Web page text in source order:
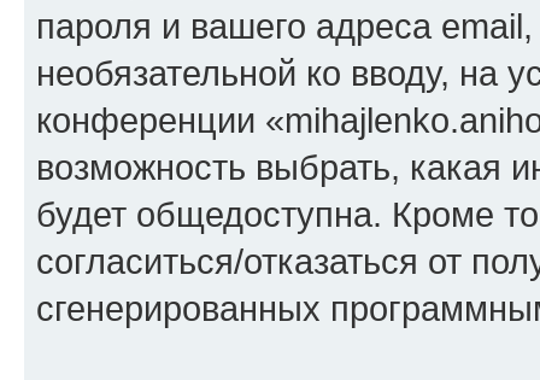
пароля и вашего адреса
необязательной ко вводу, на
конференции
возможность выбрать, какая
будет общедоступна. Кроме
согласиться/отказаться от
сгенерированных